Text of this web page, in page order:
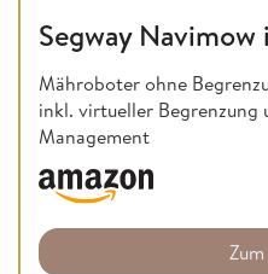
Segway Navimow
Mähroboter ohne
inkl. virtueller Begrenzung
Management